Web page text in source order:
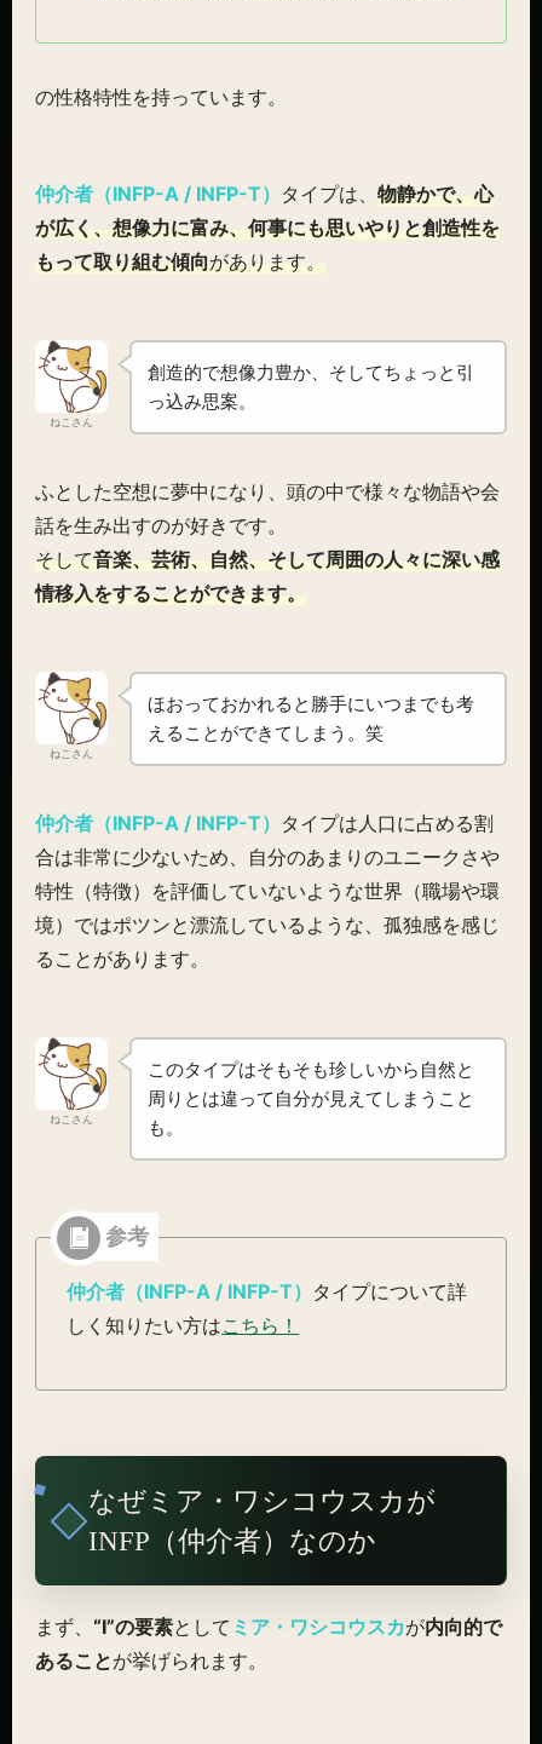
の性格特性を持っています。
仲介者（INFP-A / INFP-T） タイプは、 物静かで、心
が広く、想像力に富み、何事にも思いやりと創造性を
もって取り組む傾向があります。
ねこさん
創造的で想像力豊か、そしてちょっと引
っ込み思案。
ふとした空想に夢中になり、頭の中で様々な物語や会
話を生み出すのが好きです。
そして音楽、芸術、自然、そして周囲の人々に深い感
情移入をすることができます。
ねこさん
ほおっておかれると勝手にいつまでも考
えることができてしまう。笑
仲介者（INFP-A / INFP-T） タイプは人口に占める割
合は非常に少ないため、自分のあまりのユニークさや
特性（特徴）を評価していないような世界（職場や環
境）ではポツンと漂流しているような、孤独感を感じ
ることがあります。
ねこさん
このタイプはそもそも珍しいから自然と
周りとは違って自分が見えてしまうこと
も。
仲介者（INFP-A / INFP-T） タイプについて詳
しく知りたい方はこちら！
なぜミア・ワシコウスカが
INFP（仲介者）なのか
まず、 “I”の要素として ミア・ワシコウスカが内向的で
あることが挙げられます。